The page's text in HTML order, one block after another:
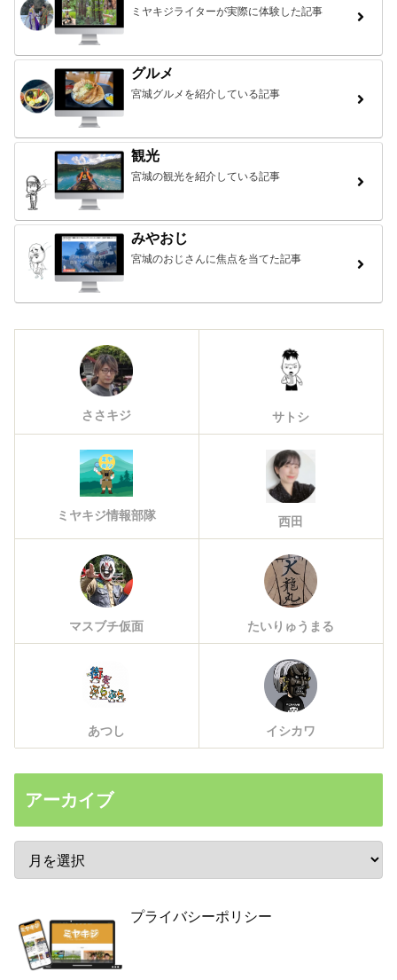
ミヤキジライターが実際に体験した記事
グルメ
宮城グルメを紹介している記事
観光
宮城の観光を紹介している記事
みやおじ
宮城のおじさんに焦点を当てた記事
ささキジ サトシ
ミヤキジ情報部隊 西田
マスブチ仮面 たいりゅうまる
あつし イシカワ
アーカイブ
プライバシーポリシー